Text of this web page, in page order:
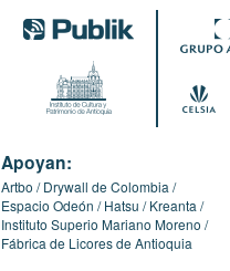
Apoyan:
Artbo
Drywall de Colombia
Espacio Odeón
Hatsu
Kreanta
Instituto Superio Mariano Moreno
Fábrica de Licores de Antioquia